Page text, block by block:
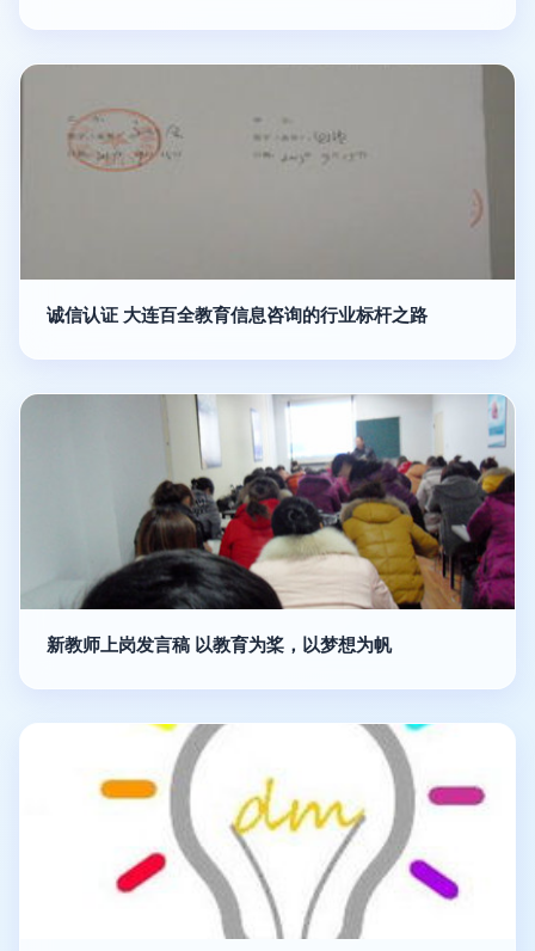
诚信认证 大连百全教育信息咨询的行业标杆之路
新教师上岗发言稿 以教育为桨，以梦想为帆